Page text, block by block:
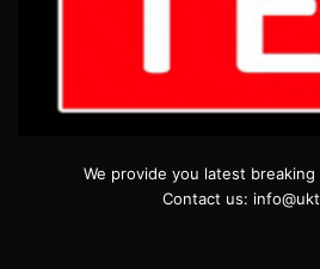
We provide you latest
Contact us: